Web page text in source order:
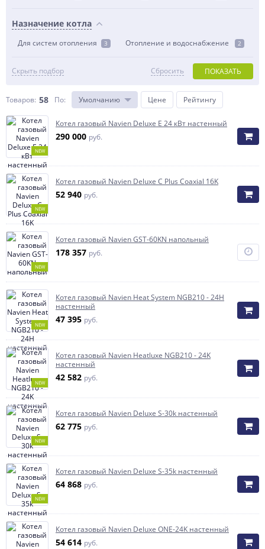
Назначение котла
Для систем отопления 3 Отопление и водоснабжение 2
Скрыть подбор ПОКАЗАТЬ
Сбросить
Товаров: 58 По: Умолчанию Цене Рейтингу
NEW
Котел газовый Navien Deluxe E 24 кВт настенный
290 000 руб.
NEW
Котел газовый Navien Deluxe C Plus Coaxial 16K
52 940 руб.
NEW
Котел газовый Navien GST-60KN напольный
178 357 руб.
NEW
Котел газовый Navien Heat System NGB210 - 24H
настенный
47 395 руб.
NEW
Котел газовый Navien Heatluxe NGB210 - 24K
настенный
42 582 руб.
NEW
Котел газовый Navien Deluxe S-30k настенный
62 775 руб.
NEW
Котел газовый Navien Deluxe S-35k настенный
64 868 руб.
Котел газовый Navien Deluxe ONE-24K настенный
54 614 руб.